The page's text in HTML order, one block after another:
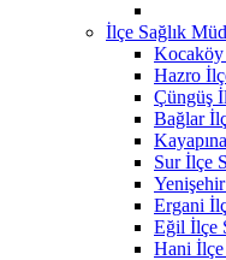
İlçe Sağlık
Kocaköy
Hazro
Çüngüş
Bağlar
Sur İlçe
Ergani
Eğil İlçe
Hani İlçe